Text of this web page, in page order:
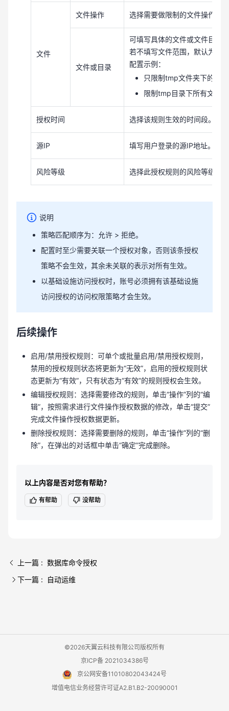
文件
文件操作 选择需要做限制的文件操作动
文件或目录
可填写具体的文件或文件目录
若不填写文件范围，默认为全
配置示例：
只限制tmp文件夹下的同
限制tmp目录下所有文件
授权时间 选择该规则生效的时间段。
源IP 填写用户登录的源IP地址。
风险等级 选择此授权规则的风险等级，
说明
策略匹配顺序为：允许 > 拒绝。
配置时至少需要关联一个授权对象，否则该条授权
策略不会生效，其余未关联的表示对所有生效。
以基础设施访问授权时，账号必须拥有该基础设施
访问授权的访问权限策略才会生效。
后续操作
启用/禁用授权规则：可单个或批量启用/禁用授权规则，
禁用的授权规则状态将更新为“无效”，启用的授权规则状
态更新为“有效”，只有状态为“有效”的规则授权会生效。
编辑授权规则：选择需要修改的规则，单击“操作”列的“编
辑”，按照需求进行文件操作授权数据的修改，单击“提交”
完成文件操作授权数据更新。
删除授权规则：选择需要删除的规则，单击“操作”列的“删
除”，在弹出的对话框中单击“确定”完成删除。
以上内容是否对您有帮助？
有帮助 没帮助
上一篇 : 数据库命令授权
下一篇 : 自动运维
©2026天翼云科技有限公司版权所有
京ICP备 2021034386号
京公网安备11010802043424号
增值电信业务经营许可证A2.B1.B2-20090001